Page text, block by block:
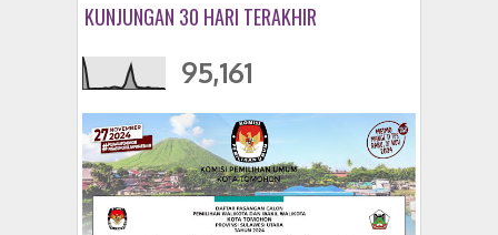
KUNJUNGAN 30 HARI TERAKHIR
95,161